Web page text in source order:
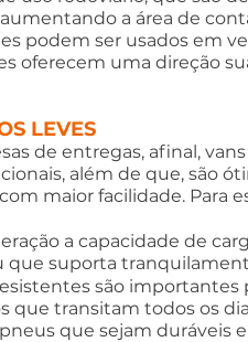
a área de
podem ser usados em
oferecem uma direção
LEVES
de entregas, afinal,
além de que, são
maior facilidade. Para
a capacidade de
suporta
são importantes
que transitam todos os
que sejam duráveis